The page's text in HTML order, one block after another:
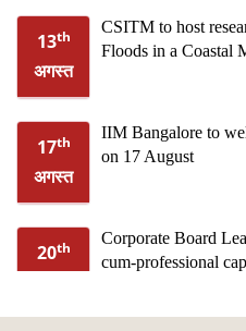
13th
अगस्त
CSITM to host
Floods in a Coastal
17th
अगस्त
IIM Bangalore to
on 17 August
20th
Corporate Board
cum-professional